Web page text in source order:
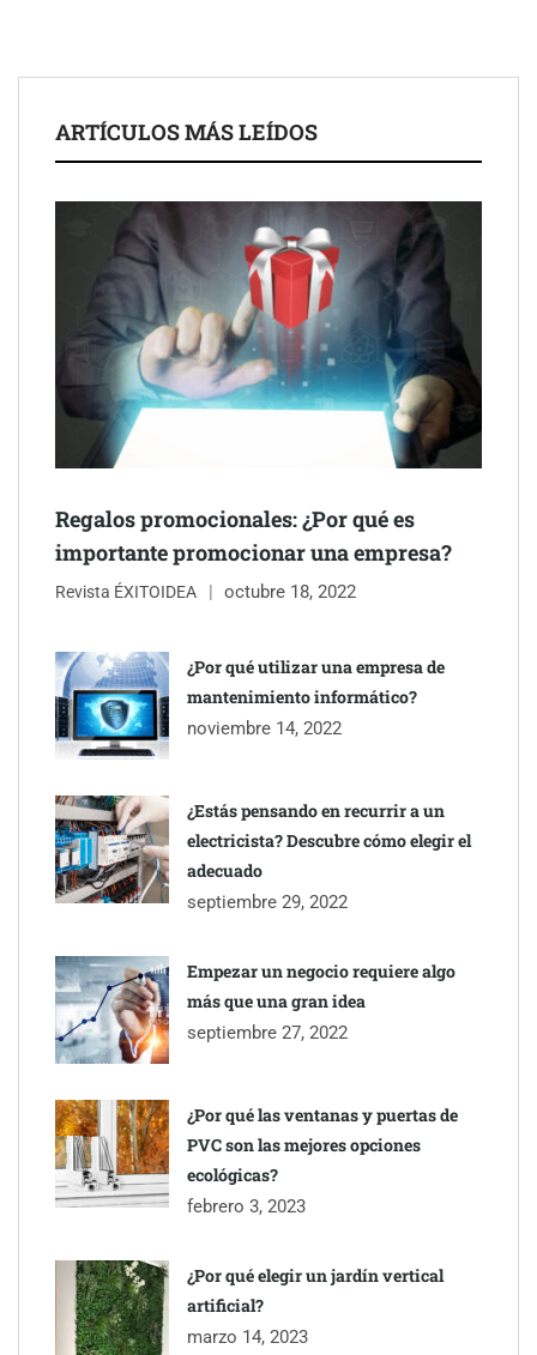
Schaeffler mejora su rentabilidad en el primer semestre de 2026
NOVA: innovación y diseño que transforman espacios de la
mano de Tormo Franquicias
ARTÍCULOS MÁS LEÍDOS
Regalos promocionales: ¿Por qué es
importante promocionar una empresa?
Revista ÉXITOIDEA octubre 18, 2022
¿Por qué utilizar una empresa de
mantenimiento informático?
noviembre 14, 2022
¿Estás pensando en recurrir a un
electricista? Descubre cómo elegir el
adecuado
septiembre 29, 2022
Empezar un negocio requiere algo
más que una gran idea
septiembre 27, 2022
¿Por qué las ventanas y puertas de
PVC son las mejores opciones
ecológicas?
febrero 3, 2023
¿Por qué elegir un jardín vertical
artificial?
marzo 14, 2023